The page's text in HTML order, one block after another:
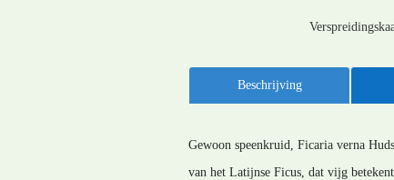
Beschrijving
Gewoon speenkruid, Ficaria verna
van het Latijnse Ficus, dat vijg